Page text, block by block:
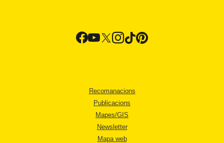
Recomanacions
Publicacions
Mapes/GIS
Newsletter
Mapa web